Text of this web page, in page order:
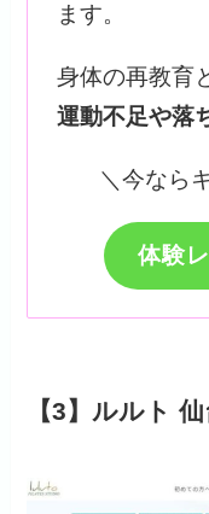
ます。
身体の再教育
運動不足や落
＼今なら
体験
【3】ルルト